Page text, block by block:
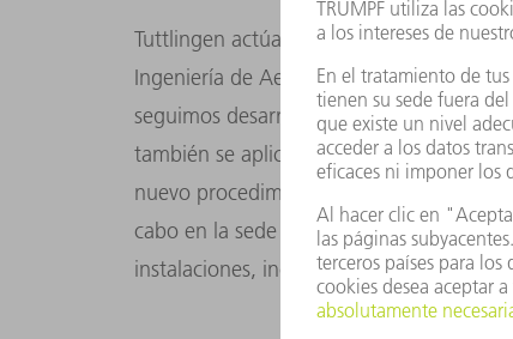
Tuttlingen actúa como «fábrica líder»,
Ingeniería de Aesculap en Tuttlingen:
seguimos desarrollando procesos para
también se aplica a los nuevos
nuevo procedimiento, las pruebas,
cabo en la sede principal, tras lo cual se
instalaciones, incluidos los estándares y